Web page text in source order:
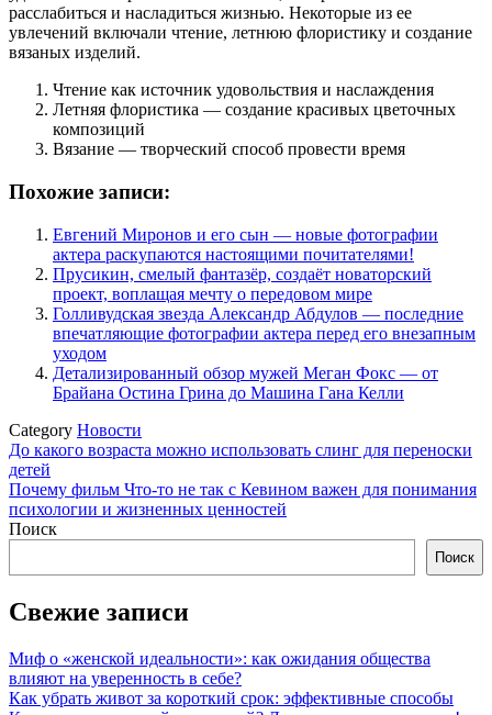
расслабиться и насладиться жизнью. Некоторые из ее
увлечений включали чтение, летнюю флористику и создание
вязаных изделий.
Чтение как источник удовольствия и наслаждения
Летняя флористика — создание красивых цветочных
композиций
Вязание — творческий способ провести время
Похожие записи:
Евгений Миронов и его сын — новые фотографии
актера раскупаются настоящими почитателями!
Прусикин, смелый фантазёр, создаёт новаторский
проект, воплащая мечту о передовом мире
Голливудская звезда Александр Абдулов — последние
впечатляющие фотографии актера перед его внезапным
уходом
Детализированный обзор мужей Меган Фокс — от
Брайана Остина Грина до Машина Гана Келли
Category Новости
Навигация
по
записям
До какого возраста можно использовать слинг для переноски
детей
Почему фильм Что-то не так с Кевином важен для понимания
психологии и жизненных ценностей
Поиск
Поиск
Свежие записи
Миф о «женской идеальности»: как ожидания общества
влияют на уверенность в себе?
Как убрать живот за короткий срок: эффективные способы